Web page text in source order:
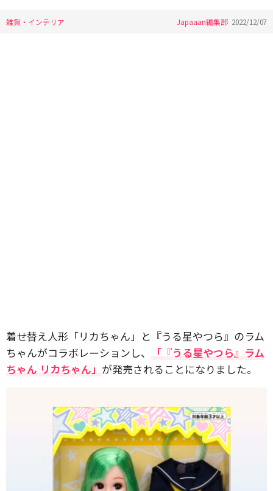
雑貨・インテリア Japaaan編集部 2022/12/07
着せ替え人形「リカちゃん」と『うる星やつら』のラム
ちゃんがコラボレーションし、
「『うる星やつら』ラム
ちゃん リカちゃん」 が発売されることになりました。